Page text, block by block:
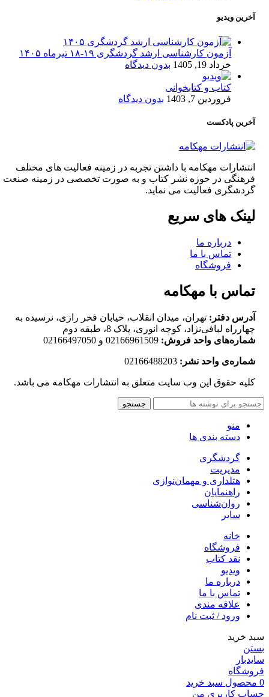
آخرین ویدیو
آزمون کارشناسی ارشد گردشگری ۱۹-۱۸ تیرماه ۱۴۰۵
خرداد 19, 1405
بدون دیدگاه
کتاب و کتابخوانی
فروردین 7, 1403
بدون دیدگاه
آخرین پادکست
انتشارات مهکامه با داشتن تجربه در زمینه فعالیت های مختلف
فرهنگی در حوزه نشر کتاب و به صورت تخصصی در زمینه صنعت
گردشگری فعالیت می نماید.
لینک های سریع
درباره ما
تماس با ما
فروشگاه
تماس با مهکامه
آدرس دفتر: تهران، میدان انقلاب، خیابان فخر رازی، نرسیده به
چهارراه لبافی‌نژاد، کوچه انوری، پلاک 8، طبقه دوم
شماره‌های واحد فروش: 02166961509 و 02166497050
شماره‌‌ی واحد نشر:
کلیه حقوق این وب سایت متعلق به انتشارات مهکامه می باشد.
جستجو
منو
دسته بندی ها
گردشگری
مدیریت
هتلداری و مهمان‌نوازی
راهنمایان
روان‌شناسی
سایر
خانه
فروشگاه
نقد کتاب
ویدیو
درباره‌ ما
تماس با ما
علاقه مندی
ورود / ثبت نام
سبد خرید
بستن
سایدبار
فروشگاه
0 محصول سبد خرید
حساب کاربری من